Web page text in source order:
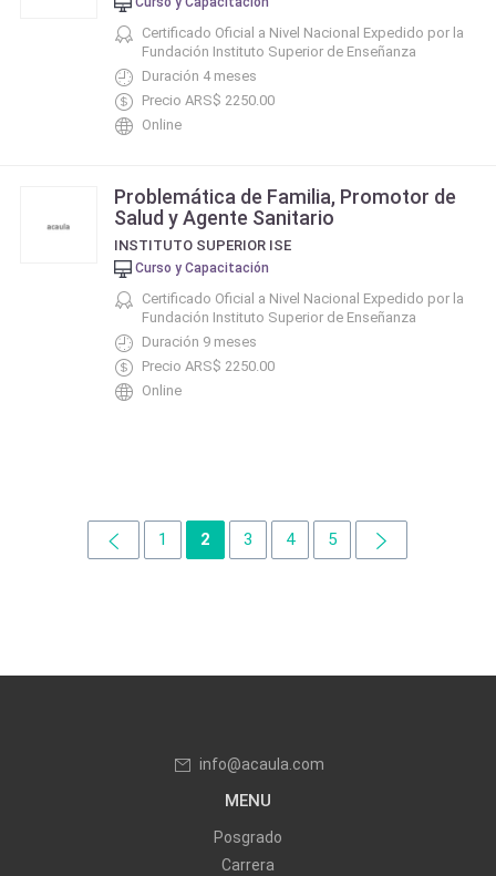
Certificado Oficial a Nivel Nacional Expedido por la
Fundación Instituto Superior de Enseñanza
Duración 4 meses
Precio ARS$ 2250.00
Online
Problemática de Familia, Promotor de
Salud y Agente Sanitario
INSTITUTO SUPERIOR ISE
Curso y Capacitación
Certificado Oficial a Nivel Nacional Expedido por la
Fundación Instituto Superior de Enseñanza
Duración 9 meses
Precio ARS$ 2250.00
Online
1 2 3 4 5
info@acaula.com
MENU
Posgrado
Carrera